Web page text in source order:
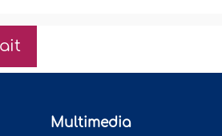
Multimedia